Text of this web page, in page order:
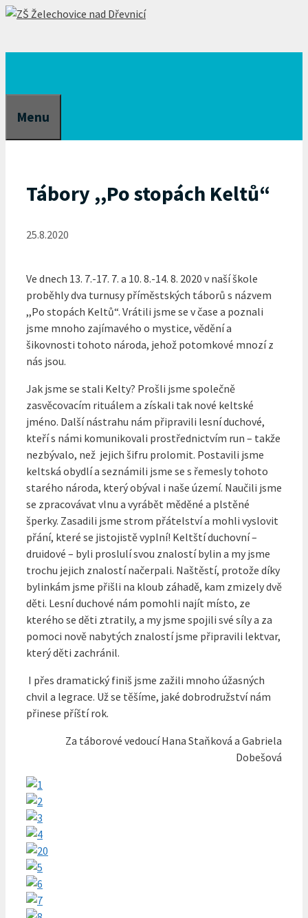
Přeskočit
Menu
Tábory ,,Po stopách Keltů“
25.8.2020
Ve dnech 13. 7.-17. 7. a 10. 8.-14. 8. 2020 v naší škole
proběhly dva turnusy příměstských táborů s názvem
,,Po stopách Keltů“. Vrátili jsme se v čase a poznali
jsme mnoho zajímavého o mystice, vědění a
šikovnosti tohoto národa, jehož potomkové mnozí z
nás jsou.
Jak jsme se stali Kelty? Prošli jsme společně
zasvěcovacím rituálem a získali tak nové keltské
jméno. Další nástrahu nám připravili lesní duchové,
kteří s námi komunikovali prostřednictvím run – takže
nezbývalo, než jejich šifru prolomit. Postavili jsme
keltská obydlí a seznámili jsme se s řemesly tohoto
starého národa, který obýval i naše území. Naučili jsme
se zpracovávat vlnu a vyrábět měděné a plstěné
šperky. Zasadili jsme strom přátelství a mohli vyslovit
přání, které se jistojistě vyplní! Keltští duchovní –
druidové – byli proslulí svou znalostí bylin a my jsme
trochu jejich znalostí načerpali. Naštěstí, protože díky
bylinkám jsme přišli na kloub záhadě, kam zmizely dvě
děti. Lesní duchové nám pomohli najít místo, ze
kterého se děti ztratily, a my jsme spojili své síly a za
pomoci nově nabytých znalostí jsme připravili lektvar,
který děti zachránil.
I přes dramatický finiš jsme zažili mnoho úžasných
chvil a legrace. Už se těšíme, jaké dobrodružství nám
přinese příští rok.
Za táborové vedoucí Hana Staňková a Gabriela
Dobešová